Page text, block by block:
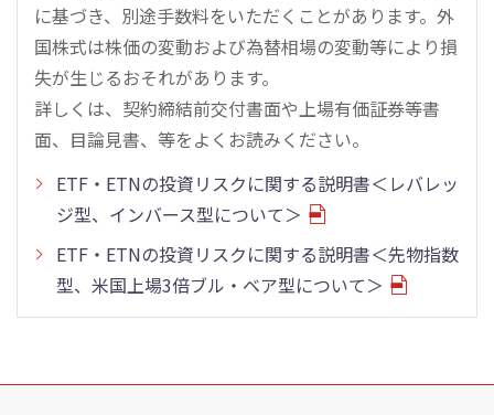
に基づき、別途手数料をいただくことがあります。外
国株式は株価の変動および為替相場の変動等により損
失が生じるおそれがあります。
詳しくは、契約締結前交付書面や上場有価証券等書
面、目論見書、等をよくお読みください。
ETF・ETNの投資リスクに関する説明書＜レバレッ
ジ型、インバース型について＞
ETF・ETNの投資リスクに関する説明書＜先物指数
型、米国上場3倍ブル・ベア型について＞
こ